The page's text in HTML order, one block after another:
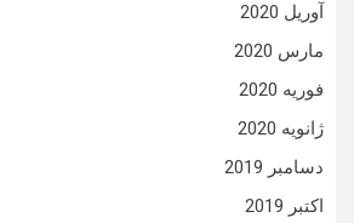
آوریل 2020
مارس 2020
فوریه 2020
ژانویه 2020
دسامبر 2019
اکتبر 2019